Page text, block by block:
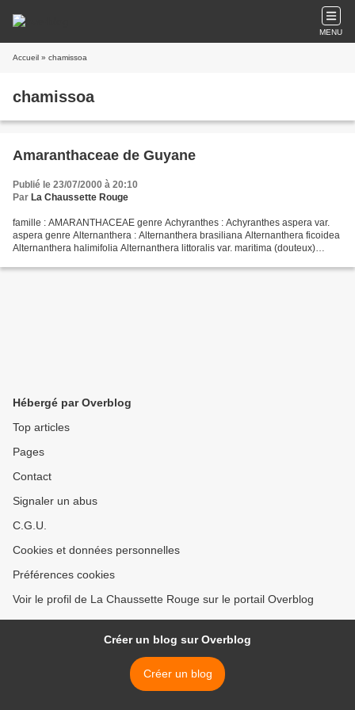
MENU
Accueil » chamissoa
chamissoa
Amaranthaceae de Guyane
Publié le 23/07/2000 à 20:10
Par La Chaussette Rouge
famille : AMARANTHACEAE genre Achyranthes : Achyranthes aspera var.
aspera genre Alternanthera : Alternanthera brasiliana Alternanthera ficoidea
Alternanthera halimifolia Alternanthera littoralis var. maritima (douteux)
Hébergé par Overblog
Top articles
Pages
Contact
Signaler un abus
C.G.U.
Cookies et données personnelles
Préférences cookies
Voir le profil de La Chaussette Rouge sur le portail Overblog
Créer un blog sur Overblog
Créer un blog